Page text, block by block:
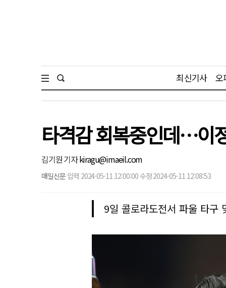
최신기사 오
타격감 회복중인데…이
김기원 기자kiragu@imaeil.com
매일신문 입력 2024-05-11 12:00:00 수정 2024-05-11 12:08:53
9일 콜로라도전서 파울 타구